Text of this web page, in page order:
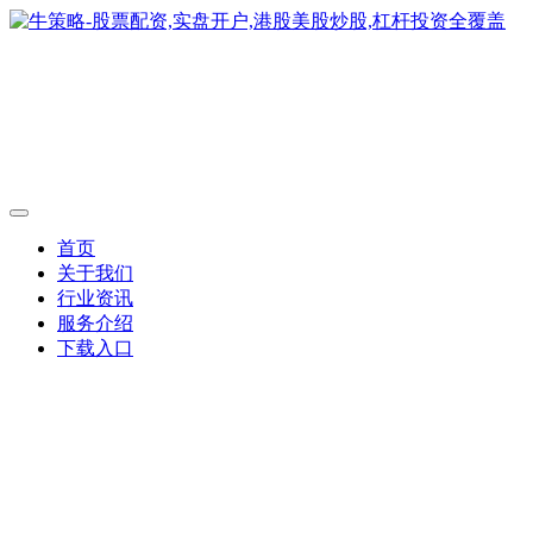
首页
关于我们
行业资讯
服务介绍
下载入口